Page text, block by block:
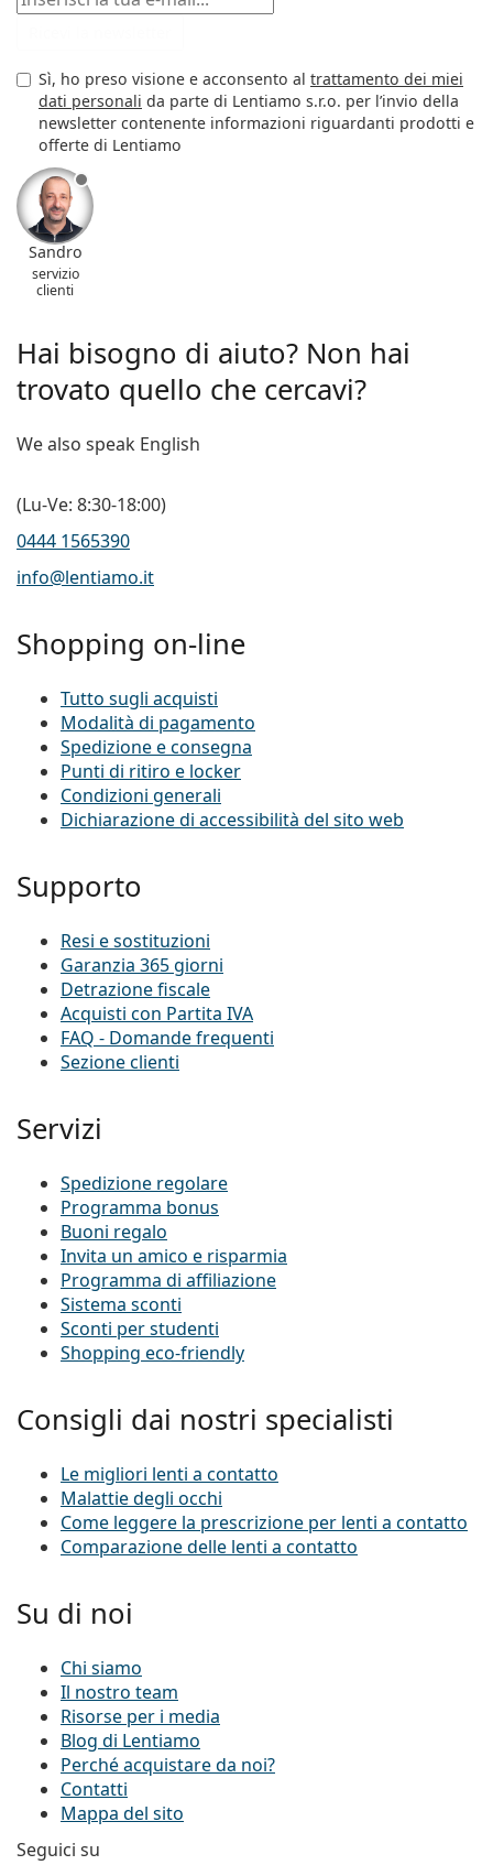
Sì, ho preso visione e acconsento al trattamento dei miei
dati personali da parte di Lentiamo s.r.o. per l’invio della
newsletter contenente informazioni riguardanti prodotti e
offerte di Lentiamo
Sandro
servizio
clienti
Hai bisogno di aiuto? Non hai
trovato quello che cercavi?
We also speak English
(Lu-Ve: 8:30-18:00)
0444 1565390
info@lentiamo.it
Shopping on-line
Tutto sugli acquisti
Modalità di pagamento
Spedizione e consegna
Punti di ritiro e locker
Condizioni generali
Dichiarazione di accessibilità del sito web
Supporto
Resi e sostituzioni
Garanzia 365 giorni
Detrazione fiscale
Acquisti con Partita IVA
FAQ - Domande frequenti
Sezione clienti
Servizi
Spedizione regolare
Programma bonus
Buoni regalo
Invita un amico e risparmia
Programma di affiliazione
Sistema sconti
Sconti per studenti
Shopping eco-friendly
Consigli dai nostri specialisti
Le migliori lenti a contatto
Malattie degli occhi
Come leggere la prescrizione per lenti a contatto
Comparazione delle lenti a contatto
Su di noi
Chi siamo
Il nostro team
Risorse per i media
Blog di Lentiamo
Perché acquistare da noi?
Contatti
Mappa del sito
Seguici su